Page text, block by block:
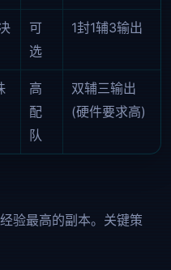
可
选
1封1辅3输出
高
配
队
双辅三输出
(硬件要求高)
验最高的副本。关键策